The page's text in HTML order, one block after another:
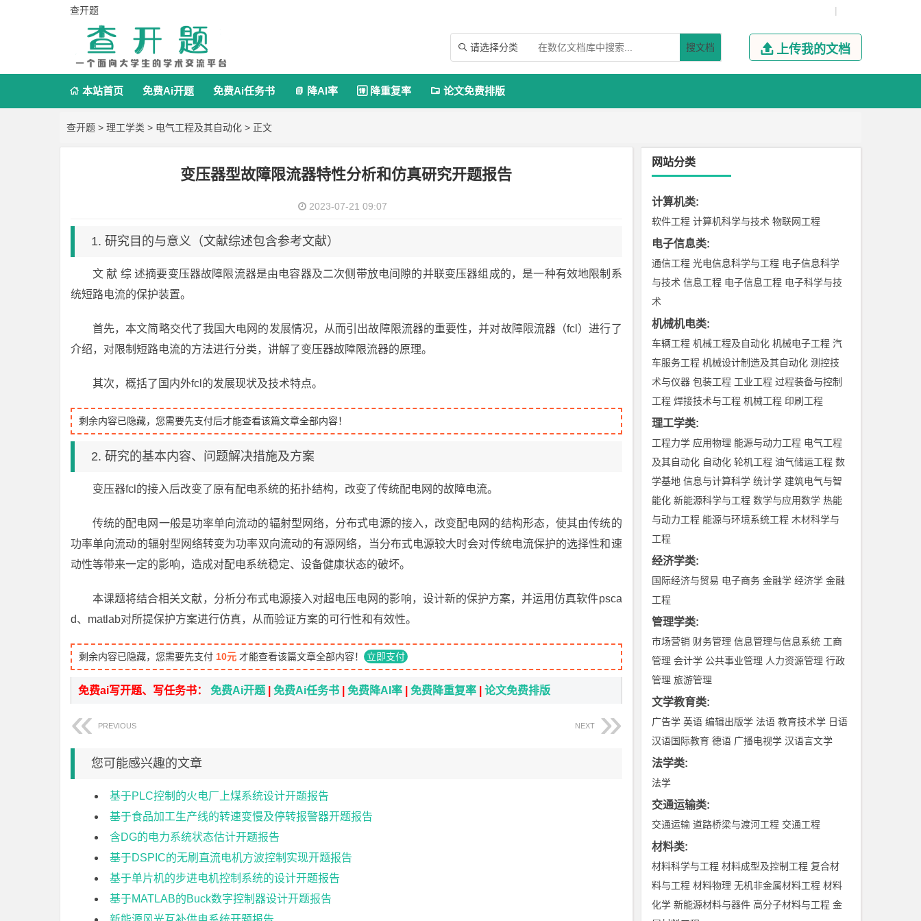
查开题 |
 请选择分类 搜文档  上传我的文档
 本站首页 免费Ai开题 免费Ai任务书  降AI率  降重复率  论文免费排版
查开题 > 理工学类 > 电气工程及其自动化 > 正文
变压器型故障限流器特性分析和仿真研究开题报告
2023-07-21 09:07
1. 研究目的与意义（文献综述包含参考文献）
文 献 综 述摘要变压器故障限流器是由电容器及二次侧带放电间隙的并联变压器组成的，是一种有效地限制系
统短路电流的保护装置。
首先，本文简略交代了我国大电网的发展情况，从而引出故障限流器的重要性，并对故障限流器（fcl）进行了
介绍，对限制短路电流的方法进行分类，讲解了变压器故障限流器的原理。
其次，概括了国内外fcl的发展现状及技术特点。
剩余内容已隐藏，您需要先支付后才能查看该篇文章全部内容！
2. 研究的基本内容、问题解决措施及方案
变压器fcl的接入后改变了原有配电系统的拓扑结构，改变了传统配电网的故障电流。
传统的配电网一般是功率单向流动的辐射型网络，分布式电源的接入，改变配电网的结构形态，使其由传统的
功率单向流动的辐射型网络转变为功率双向流动的有源网络，当分布式电源较大时会对传统电流保护的选择性和速
动性等带来一定的影响，造成对配电系统稳定、设备健康状态的破坏。
本课题将结合相关文献，分析分布式电源接入对超电压电网的影响，设计新的保护方案，并运用仿真软件psca
d、matlab对所提保护方案进行仿真，从而验证方案的可行性和有效性。
剩余内容已隐藏，您需要先支付 10元 才能查看该篇文章全部内容！ 立即支付
免费ai写开题、写任务书： 免费Ai开题 免费Ai任务书 免费降AI率 免费降重复率 论文免费排版
PREVIOUS NEXT
您可能感兴趣的文章
基于PLC控制的火电厂上煤系统设计开题报告
基于食品加工生产线的转速变慢及停转报警器开题报告
含DG的电力系统状态估计开题报告
基于DSPIC的无刷直流电机方波控制实现开题报告
基于单片机的步进电机控制系统的设计开题报告
基于MATLAB的Buck数字控制器设计开题报告
网站分类
计算机类:
软件工程 计算机科学与技术 物联网工程
电子信息类:
通信工程 光电信息科学与工程 电子信息科学
与技术 信息工程 电子信息工程 电子科学与技
术
机械机电类:
车辆工程 机械工程及自动化 机械电子工程 汽
车服务工程 机械设计制造及其自动化 测控技
术与仪器 包装工程 工业工程 过程装备与控制
工程 焊接技术与工程 机械工程 印刷工程
理工学类:
工程力学 应用物理 能源与动力工程 电气工程
及其自动化 自动化 轮机工程 油气储运工程 数
学基地 信息与计算科学 统计学 建筑电气与智
能化 新能源科学与工程 数学与应用数学 热能
与动力工程 能源与环境系统工程 木材科学与
工程
经济学类:
国际经济与贸易 电子商务 金融学 经济学 金融
工程
管理学类:
市场营销 财务管理 信息管理与信息系统 工商
管理 会计学 公共事业管理 人力资源管理 行政
管理 旅游管理
文学教育类:
广告学 英语 编辑出版学 法语 教育技术学 日语
汉语国际教育 德语 广播电视学 汉语言文学
法学类:
法学
交通运输类:
交通运输 道路桥梁与渡河工程 交通工程
材料类:
材料科学与工程 材料成型及控制工程 复合材
料与工程 材料物理 无机非金属材料工程 材料
化学 新能源材料与器件 高分子材料与工程 金